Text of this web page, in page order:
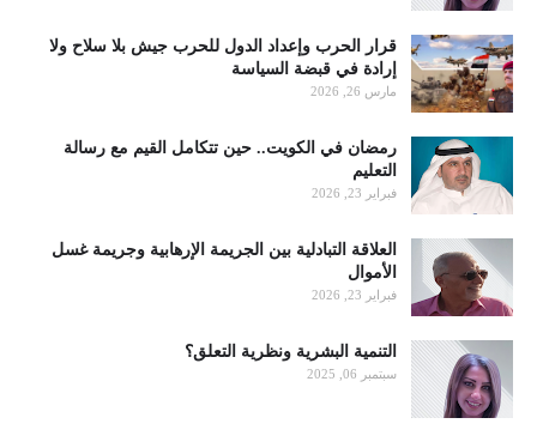
قرار الحرب وإعداد الدول للحرب جيش بلا سلاح ولا
إرادة في قبضة السياسة
مارس 26, 2026
رمضان في الكويت.. حين تتكامل القيم مع رسالة
التعليم
فبراير 23, 2026
العلاقة التبادلية بين الجريمة الإرهابية وجريمة غسل
الأموال
فبراير 23, 2026
التنمية البشرية ونظرية التعلق؟
سبتمبر 06, 2025